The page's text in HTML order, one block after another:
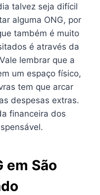
talvez seja difícil
alguma ONG, por
também é muito
é através da
lembrar que a
um espaço físico,
tem que arcar
despesas extras.
financeira dos
em São